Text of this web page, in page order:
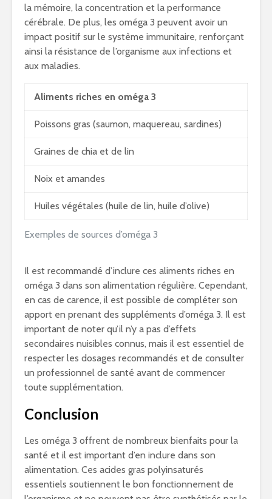
la mémoire, la concentration et la performance
cérébrale. De plus, les oméga 3 peuvent avoir un
impact positif sur le système immunitaire, renforçant
ainsi la résistance de l’organisme aux infections et
aux maladies.
Exemples de sources d’oméga 3
Aliments riches en oméga 3
Poissons gras (saumon, maquereau, sardines)
Graines de chia et de lin
Noix et amandes
Huiles végétales (huile de lin, huile d’olive)
Il est recommandé d’inclure ces aliments riches en
oméga 3 dans son alimentation régulière. Cependant,
en cas de carence, il est possible de compléter son
apport en prenant des suppléments d’oméga 3. Il est
important de noter qu’il n’y a pas d’effets
secondaires nuisibles connus, mais il est essentiel de
respecter les dosages recommandés et de consulter
un professionnel de santé avant de commencer
toute supplémentation.
Conclusion
Les oméga 3 offrent de nombreux bienfaits pour la
santé et il est important d’en inclure dans son
alimentation. Ces acides gras polyinsaturés
essentiels soutiennent le bon fonctionnement de